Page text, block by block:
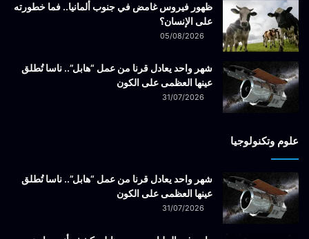
ظهور فيروس غامض في جنوب ألمانيا.. فما خطورته
على الإنسان؟
05/08/2026
شهر واحد يعادل قرنا من عمل “هابل”.. ناسا تُطلق
عينها العظمى على الكون
31/07/2026
علوم وتكنولوجيا
شهر واحد يعادل قرنا من عمل “هابل”.. ناسا تُطلق
عينها العظمى على الكون
31/07/2026